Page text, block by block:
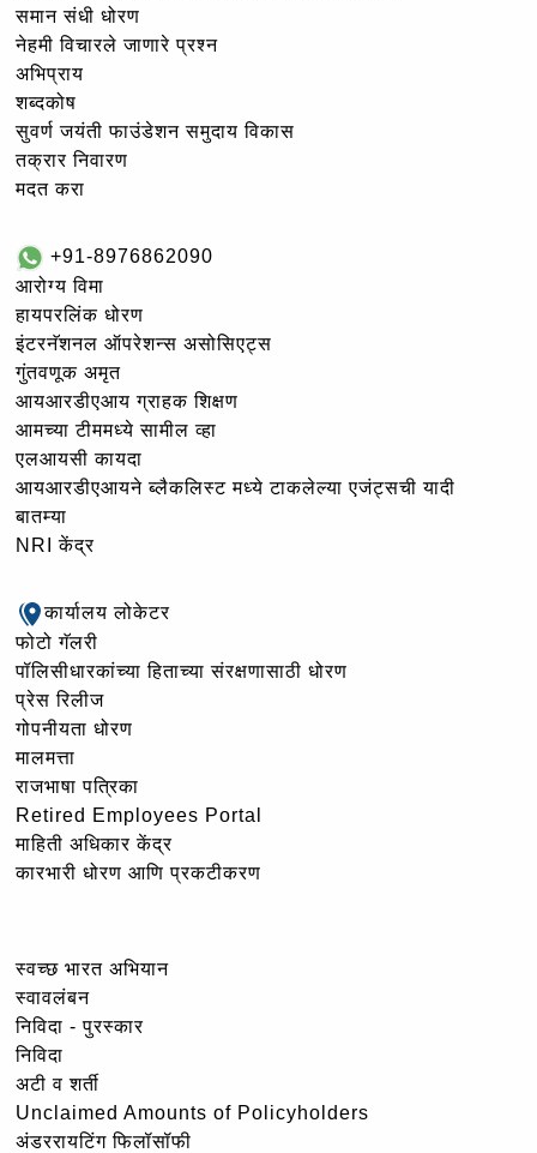
समान संधी धोरण
नेहमी विचारले जाणारे प्रश्न
अभिप्राय
शब्दकोष
सुवर्ण जयंती फाउंडेशन समुदाय विकास
तक्रार निवारण
मदत करा
+91-8976862090
आरोग्य विमा
हायपरलिंक धोरण
इंटरनॅशनल ऑपरेशन्स असोसिएट्स
गुंतवणूक अमृत
आयआरडीएआय ग्राहक शिक्षण
आमच्या टीममध्ये सामील व्हा
एलआयसी कायदा
आयआरडीएआयने ब्लैकलिस्ट मध्ये टाकलेल्या एजंट्सची यादी
बातम्या
NRI केंद्र
कार्यालय लोकेटर
फोटो गॅलरी
पॉलिसीधारकांच्या हिताच्या संरक्षणासाठी धोरण
प्रेस रिलीज
गोपनीयता धोरण
मालमत्ता
राजभाषा पत्रिका
Retired Employees Portal
माहिती अधिकार केंद्र
कारभारी धोरण आणि प्रकटीकरण
स्वच्छ भारत अभियान
स्वावलंबन
निविदा - पुरस्कार
निविदा
अटी व शर्ती
Unclaimed Amounts of Policyholders
अंडररायटिंग फिलॉसॉफी